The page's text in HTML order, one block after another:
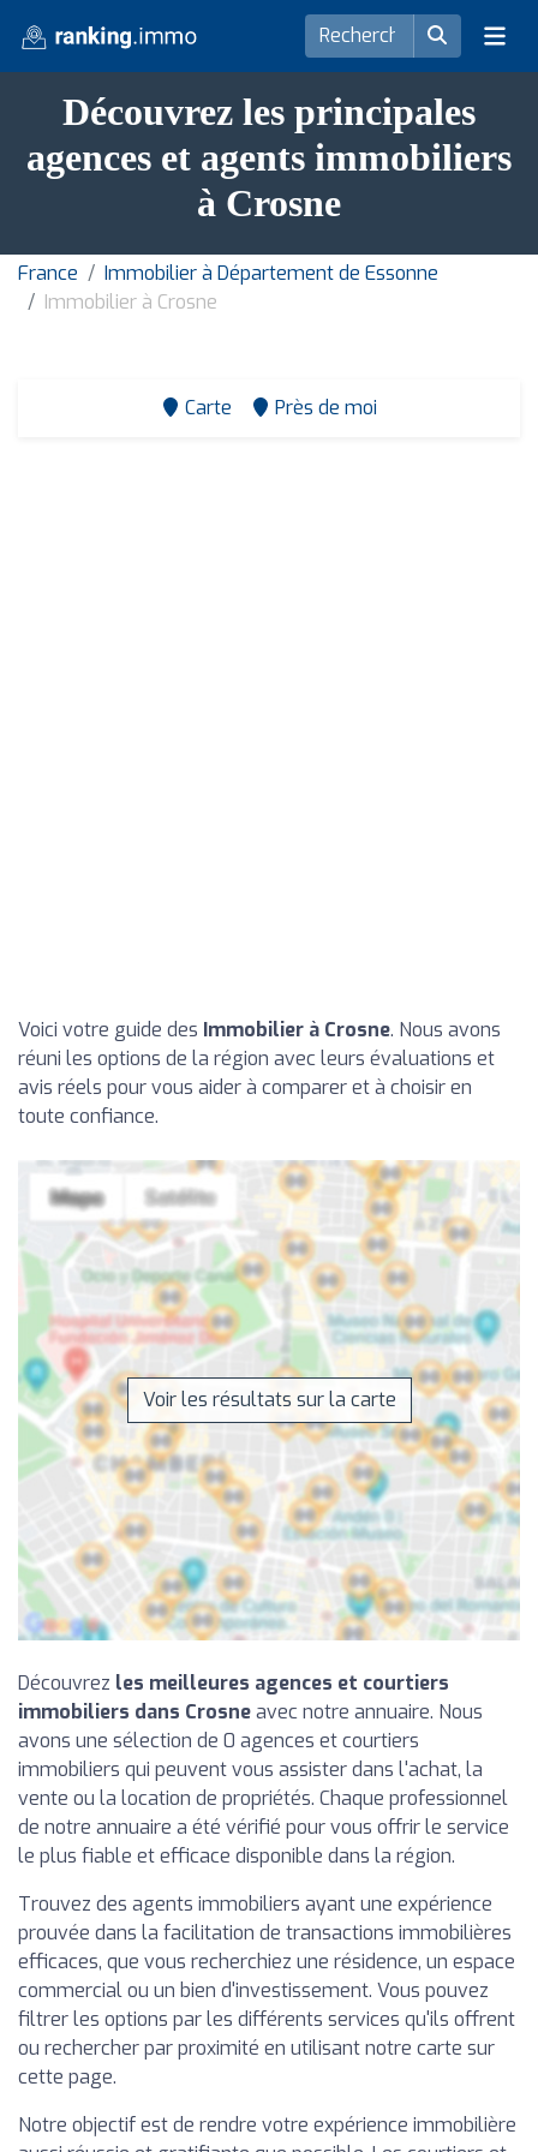
Découvrez les principales
agences et agents immobiliers
à Crosne
France
Immobilier à Département de Essonne
Immobilier à Crosne
Carte Près de moi
Voici votre guide des Immobilier à Crosne. Nous avons
réuni les options de la région avec leurs évaluations et
avis réels pour vous aider à comparer et à choisir en
toute confiance.
Voir les résultats sur la carte
Découvrez les meilleures agences et courtiers
immobiliers dans Crosneavec notre annuaire. Nous
avons une sélection de 0 agences et courtiers
immobiliers qui peuvent vous assister dans l'achat, la
vente ou la location de propriétés. Chaque professionnel
de notre annuaire a été vérifié pour vous offrir le service
le plus fiable et efficace disponible dans la région.
Trouvez des agents immobiliers ayant une expérience
prouvée dans la facilitation de transactions immobilières
efficaces, que vous recherchiez une résidence, un espace
commercial ou un bien d'investissement. Vous pouvez
filtrer les options par les différents services qu'ils offrent
ou rechercher par proximité en utilisant notre carte sur
cette page.
Notre objectif est de rendre votre expérience immobilière